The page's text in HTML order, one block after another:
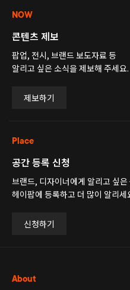
NOW
콘텐츠 제보
팝업, 전시, 브랜드 보도자료 등
알리고 싶은 소식을 제보해 주세요.
제보하기
Place
공간 등록 신청
브랜드, 디자이너에게 알리고 싶은
헤이팝에 등록하고 더 많이 알리세
신청하기
About